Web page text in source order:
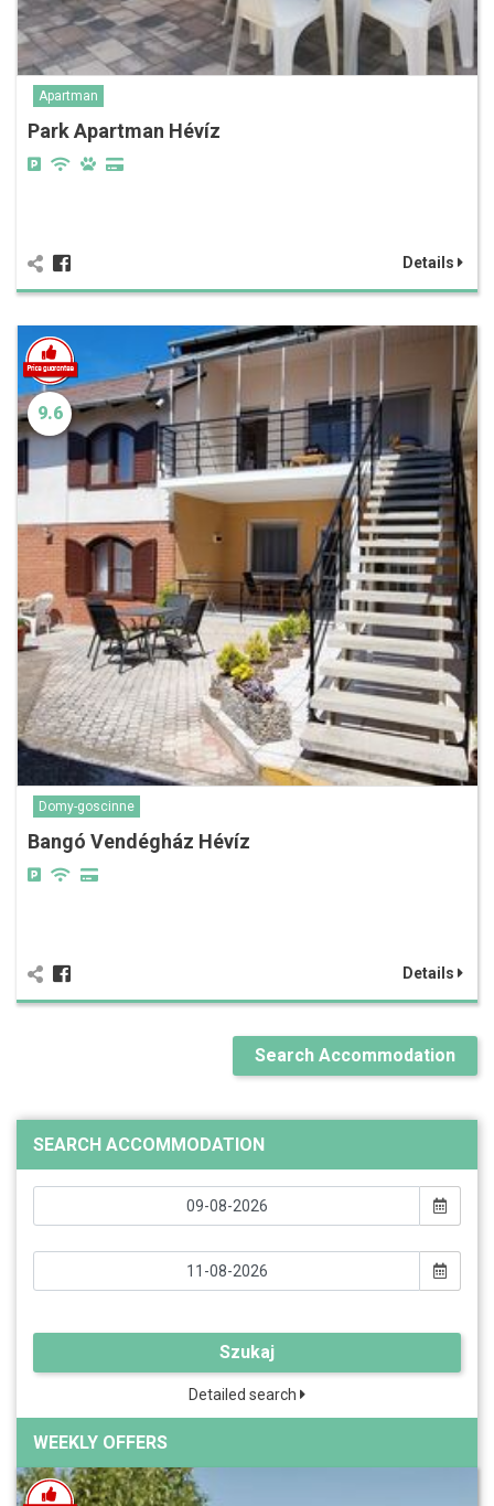
Apartman
Park Apartman Hévíz
Details
9.6
Domy-goscinne
Bangó Vendégház Hévíz
Details
Search Accommodation
SEARCH ACCOMMODATION
Szukaj
Detailed search
WEEKLY OFFERS